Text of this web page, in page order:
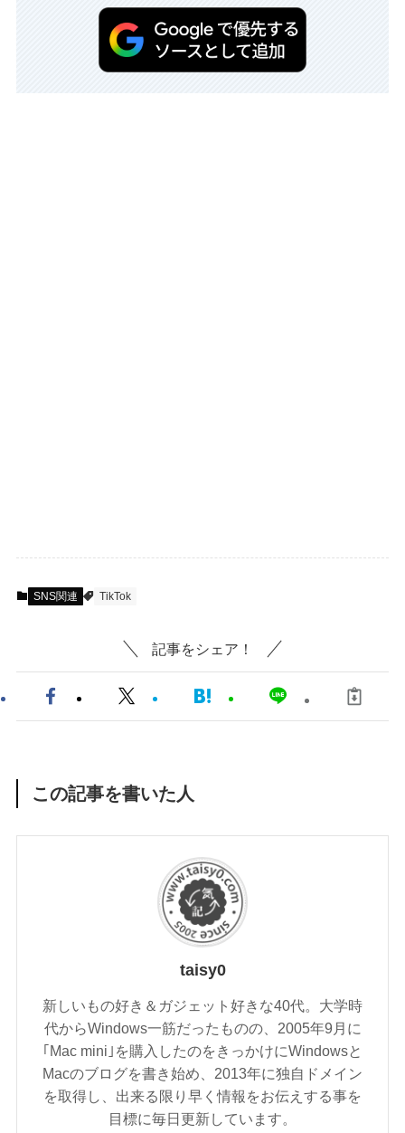
SNS関連 TikTok
記事をシェア！
この記事を書いた人
taisy0
新しいもの好き＆ガジェット好きな40代。大学時
代からWindows一筋だったものの、2005年9月に
｢Mac mini｣を購入したのをきっかけにWindowsと
Macのブログを書き始め、2013年に独自ドメイン
を取得し、出来る限り早く情報をお伝えする事を
目標に毎日更新しています。